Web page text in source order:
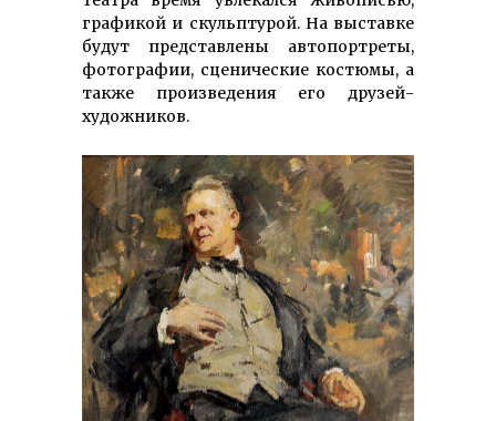
графикой и скульптурой. На выставке
будут представлены автопортреты,
фотографии, сценические костюмы, а
также произведения его друзей-
художников.